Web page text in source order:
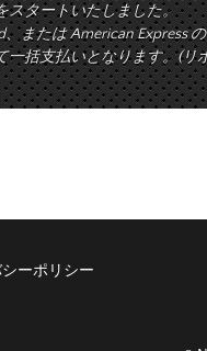
スタートいたしました。
または American
括支払いとなります。(
ーポリシー